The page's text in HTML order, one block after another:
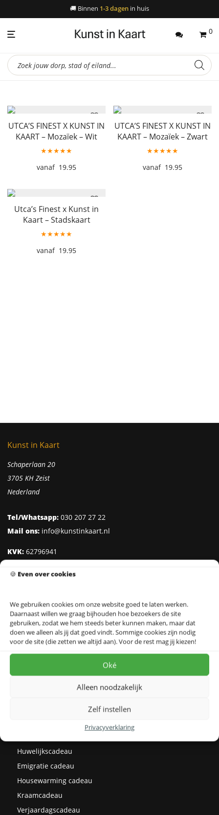
🍪 Even over cookies
We gebruiken cookies om onze website goed te laten werken.
Daarnaast willen we graag bijhouden hoe bezoekers de site
gebruiken, zodat we hem steeds beter kunnen maken, maar dat
doen we alleen als jij dat goed vindt. Sommige cookies zijn nodig
voor de site (die zetten we altijd aan). Voor de rest mag jij kiezen!
Oké
Alleen noodzakelijk
Zelf instellen
Privacyverklaring
🚚 Binnen 1-3 dagen in huis
0
Producten
zoeken
UTCA’S FINEST X KUNST IN
KAART – Mozaïek – Wit
★★★★★
19.95
UTCA’S FINEST X KUNST IN
KAART – Mozaïek – Zwart
★★★★★
19.95
Utca’s Finest x Kunst in
Kaart – Stadskaart
★★★★★
19.95
Kunst in Kaart
Schaperlaan 20
3705 KH Zeist
Nederland
Tel/Whatsapp: 030 207 27 22
Mail ons: info@kunstinkaart.nl
KVK: 62796941
IBAN:NL95 INGB 0006 8527 18
Klantenservice
Over Kunst in Kaart
Prijzen
Huwelijkscadeau
Emigratie cadeau
Housewarming cadeau
Kraamcadeau
Verjaardagscadeau